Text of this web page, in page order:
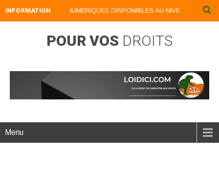
INFORMATION
NOS LIVRES NUMERIQUES DISPONIBLES AU NIVEAU DU
POUR VOS DROITS
Menu